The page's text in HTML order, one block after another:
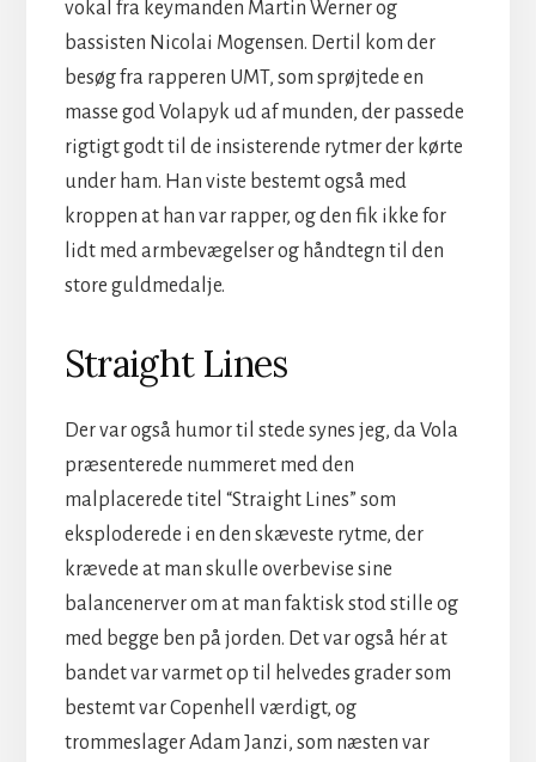
vokal fra keymanden Martin Werner og
bassisten Nicolai Mogensen. Dertil kom der
besøg fra rapperen UMT, som sprøjtede en
masse god Volapyk ud af munden, der passede
rigtigt godt til de insisterende rytmer der kørte
under ham. Han viste bestemt også med
kroppen at han var rapper, og den fik ikke for
lidt med armbevægelser og håndtegn til den
store guldmedalje.
Straight Lines
Der var også humor til stede synes jeg, da Vola
præsenterede nummeret med den
malplacerede titel “Straight Lines” som
eksploderede i en den skæveste rytme, der
krævede at man skulle overbevise sine
balancenerver om at man faktisk stod stille og
med begge ben på jorden. Det var også hér at
bandet var varmet op til helvedes grader som
bestemt var Copenhell værdigt, og
trommeslager Adam Janzi, som næsten var